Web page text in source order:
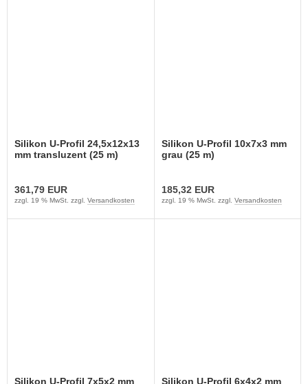
Silikon U-Profil 24,5x12x13
mm transluzent (25 m)
361,79 EUR
zzgl. 19 % MwSt. zzgl. Versandkosten
Silikon U-Profil 10x7x3 mm
grau (25 m)
185,32 EUR
zzgl. 19 % MwSt. zzgl. Versandkosten
Silikon U-Profil 7x5x2 mm
Silikon U-Profil 6x4x2 mm